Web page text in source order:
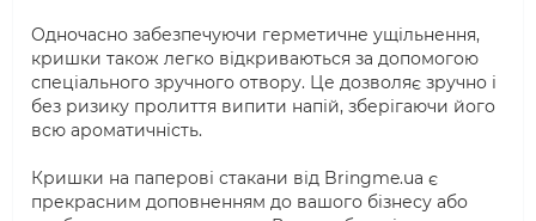
Одночасно забезпечуючи герметичне ущільнення,
кришки також легко відкриваються за допомогою
спеціального зручного отвору. Це дозволяє зручно і
без ризику пролиття випити напій, зберігаючи його
всю ароматичність.
Кришки на паперові стакани від Bringme.ua є
прекрасним доповненням до вашого бізнесу або